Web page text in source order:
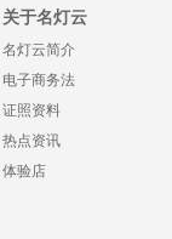
关于名灯云
名灯云简介
电子商务法
证照资料
热点资讯
体验店